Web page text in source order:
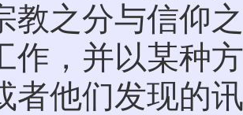
教之分与信仰
作，并以某种
者他们发现的